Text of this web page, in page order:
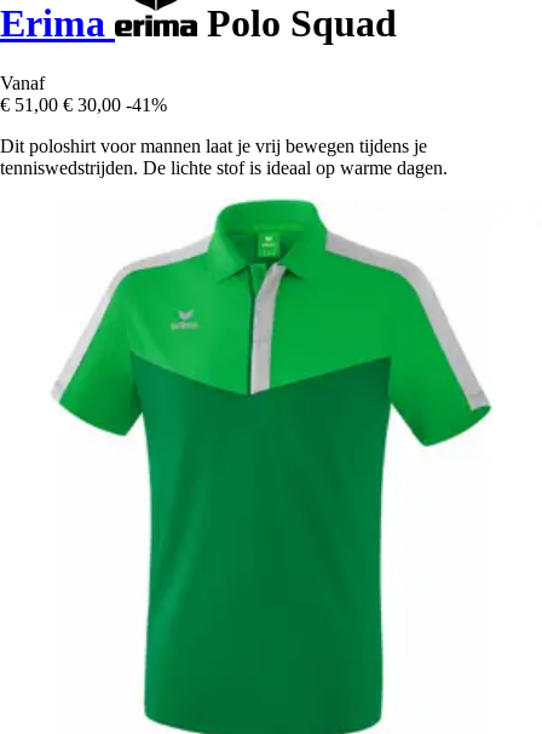
Erima Polo Squad
Vanaf
€ 51,00 € 30,00 -41%
Dit poloshirt voor mannen laat je vrij bewegen tijdens je
tenniswedstrijden. De lichte stof is ideaal op warme dagen.